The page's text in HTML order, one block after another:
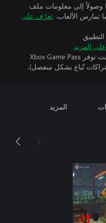
وصولاً إلى معلومات ملف
تعرّف على
المزيد
تتطلب اللعبة متعددة اللاعبين عبر الإنترنت توفر Xbox Game Pass
المزيد